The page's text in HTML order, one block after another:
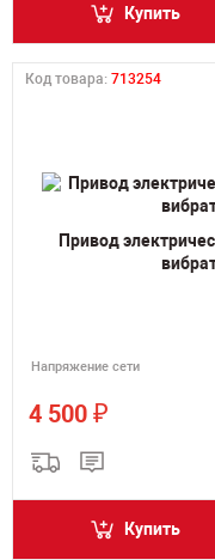
Купить
Код товара: 713254
Привод
Напряжение сети
4 500 ₽
Купить